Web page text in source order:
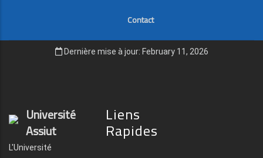
Contact
Dernière mise à jour: February 11, 2026
Université
Assiut
L'Université
Liens
Rapides